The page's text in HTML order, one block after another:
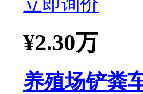
¥2.30万
养殖场铲粪